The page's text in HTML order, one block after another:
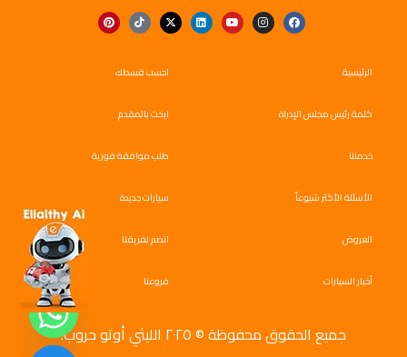
الرئيسية
كلمة رئيس مجلس الإدراة
خدمتنا
الأسئلة الأكثر شيوعاً
العروض
أخبار السيارات
احسب قسطك
ابحث بالمقدم
طلب موافقة فورية
سيارات جديدة
انضم لفريقنا
فروعنا
جميع الحقوق محفوظة © ٢٠٢٥ الليثي أوتو جروب.